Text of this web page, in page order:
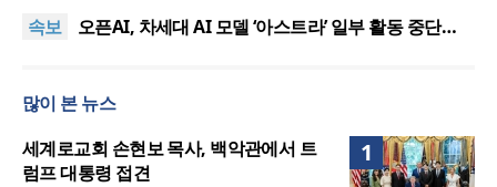
속보
34.4% 감소
오픈AI, 차세대 AI 모델 ‘아스트라’ 일부 활동 중단…
래세대 위한 국가적 자산”
기감 이대위, 감신대 도서관에 퀴어서적 ‘별도 부스’ 마
2026년 상반기 탈북민 입국 63명… 전년 동기 대비
34.4% 감소
많이 본 뉴스
1
세계로교회 손현보 목사, 백악관에서 트
럼프 대통령 접견